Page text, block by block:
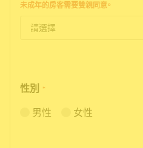
未成年的房客需要雙親同意。
性別 *
男性 女性